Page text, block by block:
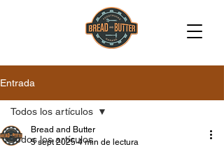
Entrada
Todos los artículos
Todos los artículos
Bread and Butter
5 sept 2025 4 min de lectura